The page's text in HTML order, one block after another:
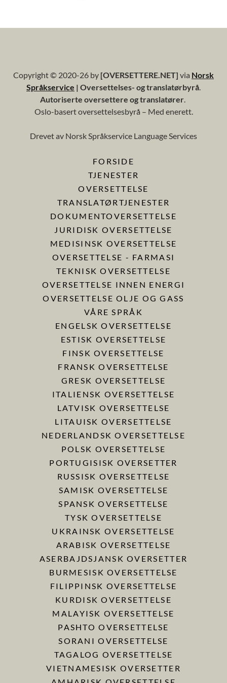
Copyright © 2020-26 by [OVERSETTERE.NET] via Norsk
Språkservice | Oversettelses- og translatørbyrå.
Autoriserte oversettere og translatører.
Oslo-basert oversettelsesbyrå – Med enerett.
Drevet av Norsk Språkservice Language Services
FORSIDE
TJENESTER
OVERSETTELSE
TRANSLATØRTJENESTER
DOKUMENTOVERSETTELSE
JURIDISK OVERSETTELSE
MEDISINSK OVERSETTELSE
OVERSETTELSE - FARMASI
TEKNISK OVERSETTELSE
OVERSETTELSE INNEN ENERGI
OVERSETTELSE OLJE OG GASS
VÅRE SPRÅK
ENGELSK OVERSETTELSE
ESTISK OVERSETTELSE
FINSK OVERSETTELSE
FRANSK OVERSETTELSE
GRESK OVERSETTELSE
ITALIENSK OVERSETTELSE
LATVISK OVERSETTELSE
LITAUISK OVERSETTELSE
NEDERLANDSK OVERSETTELSE
POLSK OVERSETTELSE
PORTUGISISK OVERSETTER
RUSSISK OVERSETTELSE
SAMISK OVERSETTELSE
SPANSK OVERSETTELSE
TYSK OVERSETTELSE
UKRAINSK OVERSETTELSE
ARABISK OVERSETTELSE
ASERBAJDSJANSK OVERSETTER
BURMESISK OVERSETTELSE
FILIPPINSK OVERSETTELSE
KURDISK OVERSETTELSE
MALAYISK OVERSETTELSE
PASHTO OVERSETTELSE
SORANI OVERSETTELSE
TAGALOG OVERSETTELSE
VIETNAMESISK OVERSETTER